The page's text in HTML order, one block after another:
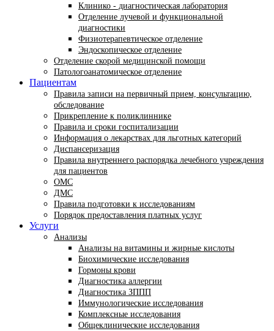
Клинико - диагностическая лаборатория
Отделение лучевой и функциональной
диагностики
Физиотерапевтическое отделение
Эндоскопическое отделение
Отделение скорой медицинской помощи
Патологоанатомическое отделение
Пациентам
Правила записи на первичный прием, консультацию,
обследование
Прикрепление к поликлиннике
Правила и сроки госпитализации
Информация о лекарствах для льготных категорий
Диспансеризация
Правила внутреннего распорядка лечебного учреждения
для пациентов
ОМС
ДМС
Правила подготовки к исследованиям
Порядок предоставления платных услуг
Услуги
Анализы
Анализы на витамины и жирные кислоты
Биохимические исследования
Гормоны крови
Диагностика аллергии
Диагностика ЗППП
Иммунологические исследования
Комплексные исследования
Общеклинические исследования